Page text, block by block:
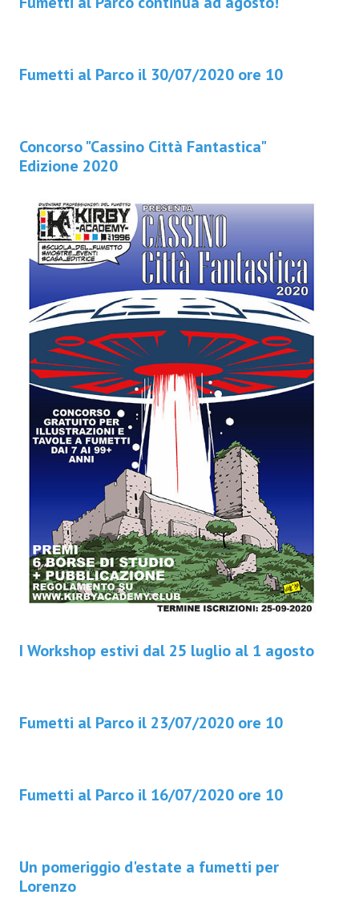
Fumetti al Parco il 30/07/2020 ore 10
Concorso "Cassino Città Fantastica"
Edizione 2020
I Workshop estivi dal 25 luglio al 1 agosto
Fumetti al Parco il 23/07/2020 ore 10
Fumetti al Parco il 16/07/2020 ore 10
Un pomeriggio d'estate a fumetti per
Lorenzo